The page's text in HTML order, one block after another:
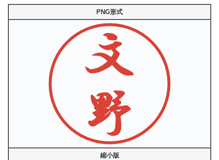
PNG形式
縮小版